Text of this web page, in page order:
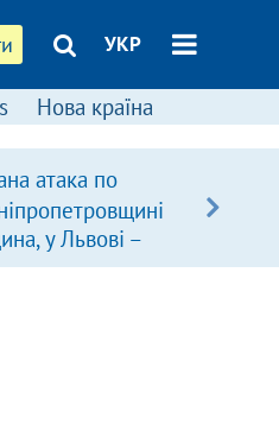
УКР
Нова країна
атака по
у Львові –